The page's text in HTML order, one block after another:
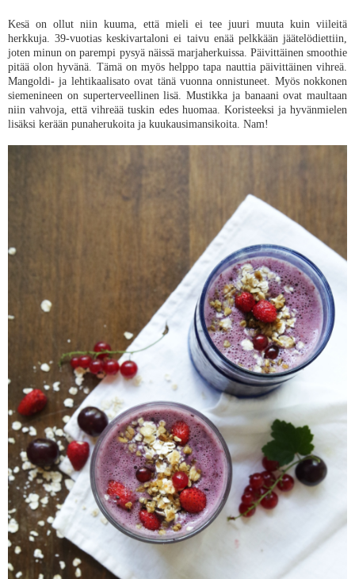
Kesä on ollut niin kuuma, että mieli ei tee juuri muuta kuin viileitä
herkkuja. 39-vuotias keskivartaloni ei taivu enää pelkkään jäätelödiettiin,
joten minun on parempi pysyä näissä marjaherkuissa. Päivittäinen smoothie
pitää olon hyvänä. Tämä on myös helppo tapa nauttia päivittäinen vihreä.
Mangoldi- ja lehtikaalisato ovat tänä vuonna onnistuneet. Myös nokkonen
siemenineen on superterveellinen lisä. Mustikka ja banaani ovat maultaan
niin vahvoja, että vihreää tuskin edes huomaa. Koristeeksi ja hyvänmielen
lisäksi kerään punaherukoita ja kuukausimansikoita. Nam!